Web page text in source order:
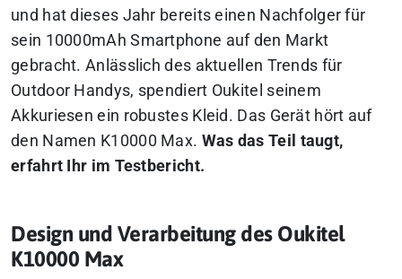
und hat dieses Jahr bereits einen Nachfolger für
sein 10000mAh Smartphone auf den Markt
gebracht. Anlässlich des aktuellen Trends für
Outdoor Handys, spendiert Oukitel seinem
Akkuriesen ein robustes Kleid. Das Gerät hört auf
den Namen K10000 Max. Was das Teil taugt,
erfahrt Ihr im Testbericht.
Design und Verarbeitung des Oukitel
K10000 Max